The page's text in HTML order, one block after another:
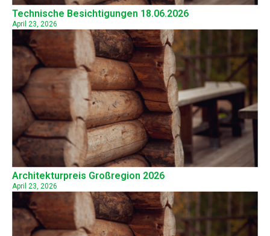
Technische Besichtigungen 18.06.2026
April 23, 2026
Architekturpreis Großregion 2026
April 23, 2026